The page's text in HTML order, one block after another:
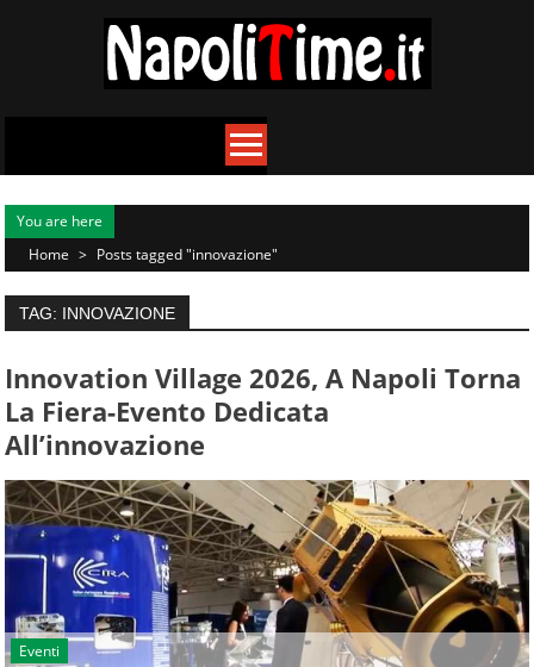
You are here
Home > Posts tagged "innovazione"
TAG: INNOVAZIONE
Innovation Village 2026, A Napoli Torna
La Fiera-Evento Dedicata
All’innovazione
Eventi